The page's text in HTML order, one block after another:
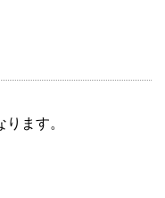
ます。